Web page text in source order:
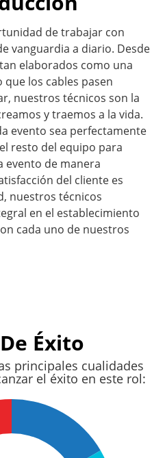
de trabajar con
vanguardia a diario. Desde
elaborados como una
que los cables pasen
nuestros técnicos son la
y traemos a la vida.
evento sea perfectamente
resto del equipo para
evento de manera
del cliente es
nuestros técnicos
en el establecimiento
cada uno de nuestros
Éxito
principales cualidades
el éxito en este rol: